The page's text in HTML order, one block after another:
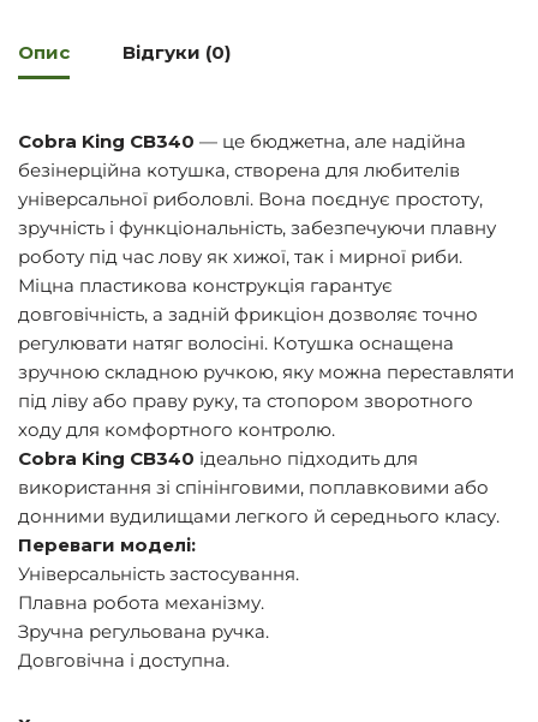
Опис Відгуки (0)
Cobra King CB340 — це бюджетна, але надійна
безінерційна котушка, створена для любителів
універсальної риболовлі. Вона поєднує простоту,
зручність і функціональність, забезпечуючи плавну
роботу під час лову як хижої, так і мирної риби.
Міцна пластикова конструкція гарантує
довговічність, а задній фрикціон дозволяє точно
регулювати натяг волосіні. Котушка оснащена
зручною складною ручкою, яку можна переставляти
під ліву або праву руку, та стопором зворотного
ходу для комфортного контролю.
Cobra King CB340 ідеально підходить для
використання зі спінінговими, поплавковими або
донними вудилищами легкого й середнього класу.
Переваги моделі:
Універсальність застосування.
Плавна робота механізму.
Зручна регульована ручка.
Довговічна і доступна.